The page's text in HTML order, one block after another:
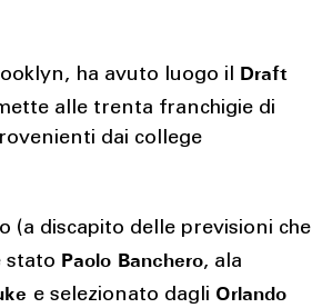
ha avuto luogo il Draft
alle trenta franchigie di
dai college
(a discapito delle previsioni che
stato Paolo Banchero, ala
e selezionato dagli Orlando